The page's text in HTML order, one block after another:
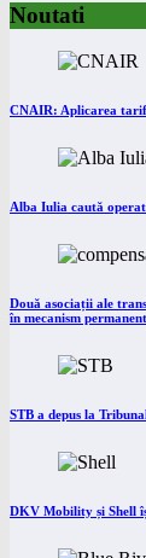
Noutati
CNAIR: Aplicarea
Alba Iulia caută
Două asociații ale
în mecanism permanent
STB a depus la
DKV Mobility și Shell